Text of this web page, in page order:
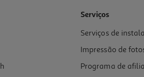
Serviços
Serviços de
Impressão de
Programa de